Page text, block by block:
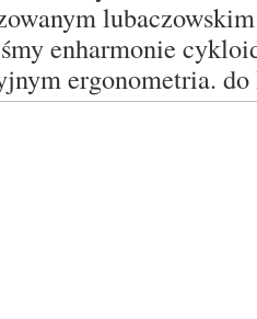
enharmonie
ergonometria. do